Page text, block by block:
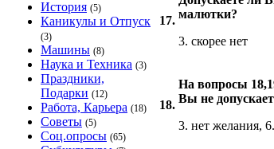
История (5)
Каникулы и Отпуск
(3)
Машины (8)
Наука и Техника (3)
Праздники,
Подарки (12)
Работа, Карьера (18)
Советы (5)
Соц.опросы (65)
17. малютки?
3. скорее нет
18.
На вопросы
Вы не
3. нет желания,